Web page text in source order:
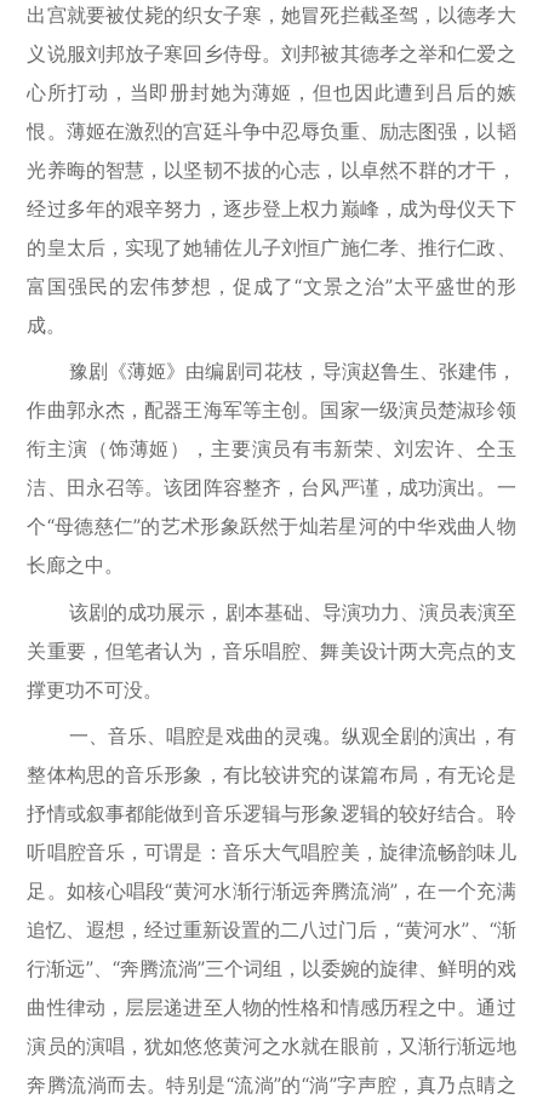
出宫就要被仗毙的织女子寒，她冒死拦截圣驾，以德孝大
义说服刘邦放子寒回乡侍母。刘邦被其德孝之举和仁爱之
心所打动，当即册封她为薄姬，但也因此遭到吕后的嫉
恨。薄姬在激烈的宫廷斗争中忍辱负重、励志图强，以韬
光养晦的智慧，以坚韧不拔的心志，以卓然不群的才干，
经过多年的艰辛努力，逐步登上权力巅峰，成为母仪天下
的皇太后，实现了她辅佐儿子刘恒广施仁孝、推行仁政、
富国强民的宏伟梦想，促成了“文景之治”太平盛世的形
成。
豫剧《薄姬》由编剧司花枝，导演赵鲁生、张建伟，
作曲郭永杰，配器王海军等主创。国家一级演员楚淑珍领
衔主演（饰薄姬），主要演员有韦新荣、刘宏许、仝玉
洁、田永召等。该团阵容整齐，台风严谨，成功演出。一
个“母德慈仁”的艺术形象跃然于灿若星河的中华戏曲人物
长廊之中。
该剧的成功展示，剧本基础、导演功力、演员表演至
关重要，但笔者认为，音乐唱腔、舞美设计两大亮点的支
撑更功不可没。
一、音乐、唱腔是戏曲的灵魂。纵观全剧的演出，有
整体构思的音乐形象，有比较讲究的谋篇布局，有无论是
抒情或叙事都能做到音乐逻辑与形象逻辑的较好结合。聆
听唱腔音乐，可谓是：音乐大气唱腔美，旋律流畅韵味儿
足。如核心唱段“黄河水渐行渐远奔腾流淌”，在一个充满
追忆、遐想，经过重新设置的二八过门后，“黄河水”、“渐
行渐远”、“奔腾流淌”三个词组，以委婉的旋律、鲜明的戏
曲性律动，层层递进至人物的性格和情感历程之中。通过
演员的演唱，犹如悠悠黄河之水就在眼前，又渐行渐远地
奔腾流淌而去。特别是“流淌”的“淌”字声腔，真乃点睛之